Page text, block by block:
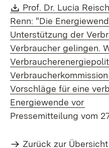
Download:
Prof. Dr. Lucia
Renn: "Die
Unterstützung der
Verbraucher gelingen.
Vorschläge für eine
Energiewende vor
Pressemitteilung vom
Zurück zur Übersicht